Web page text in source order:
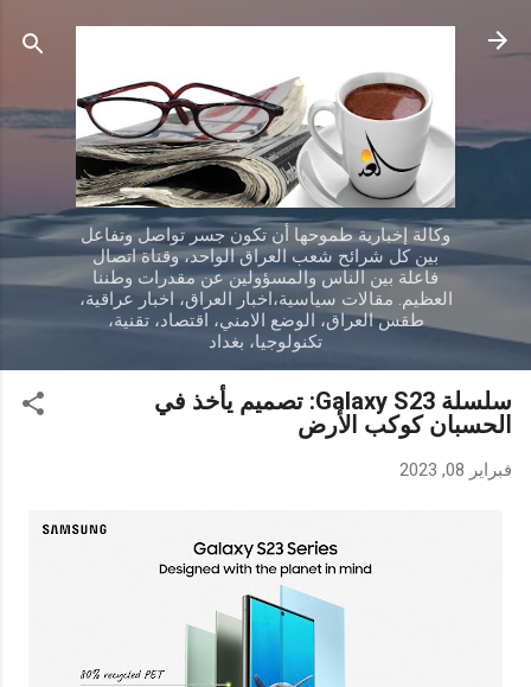
التخطي إلى المحتوى الرئيسي
وكالة إخبارية طموحها أن تكون جسر تواصل وتفاعل
بين كل شرائح شعب العراق الواحد، وقناة اتصال
فاعلة بين الناس والمسؤولين عن مقدرات وطننا
العظيم. مقالات سياسية،اخبار العراق، اخبار عراقية،
طقس العراق، الوضع الامني، اقتصاد، تقنية،
تكنولوجيا، بغداد
سلسلة Galaxy S23: تصميم يأخذ في
الحسبان كوكب الأرض
فبراير 08, 2023